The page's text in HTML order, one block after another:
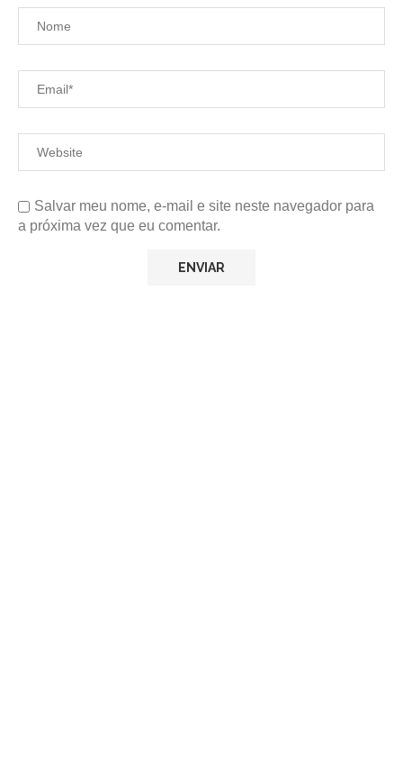
Salvar meu nome, e-mail e site neste navegador para
a próxima vez que eu comentar.